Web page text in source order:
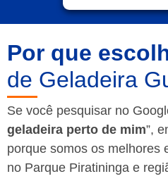
Por que
de Geladeira
Se você pesquisar no
geladeira perto de mim”,
porque somos os melhores
no Parque Piratininga e